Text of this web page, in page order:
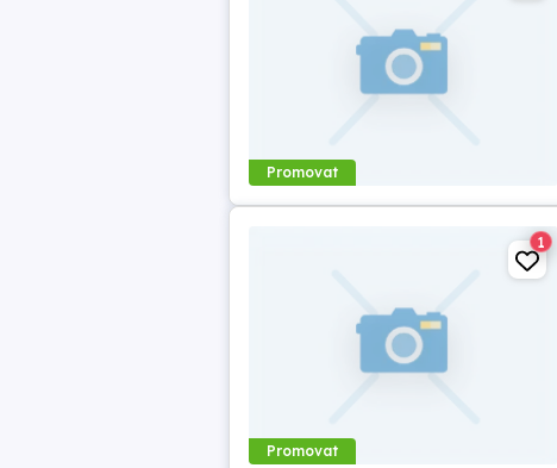
Promovat
Promovat
1